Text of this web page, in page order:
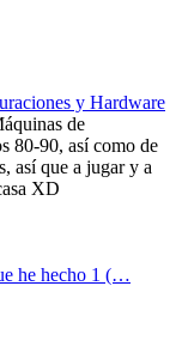
y Hardware
de
80-90, así como de
así que a jugar y a
XD
he hecho 1 (…